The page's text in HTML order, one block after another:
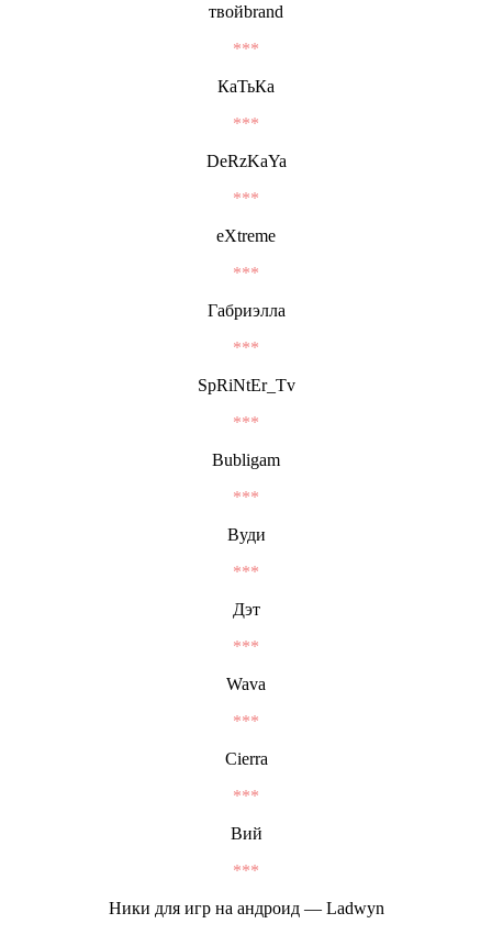
твойbrand
***
КаТьКа
***
DeRzKaYa
***
eXtreme
***
Габриэлла
***
SpRiNtEr_Tv
***
Bubligam
***
Вуди
***
Дэт
***
Wava
***
Cierra
***
Вий
***
Ники для игр на андроид — Ladwyn